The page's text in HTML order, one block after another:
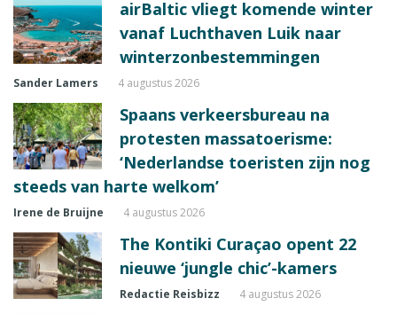
airBaltic vliegt komende winter
vanaf Luchthaven Luik naar
winterzonbestemmingen
Sander Lamers 4 augustus 2026
Spaans verkeersbureau na
protesten massatoerisme:
‘Nederlandse toeristen zijn nog
steeds van harte welkom’
Irene de Bruijne 4 augustus 2026
The Kontiki Curaçao opent 22
nieuwe ‘jungle chic’-kamers
Redactie Reisbizz 4 augustus 2026